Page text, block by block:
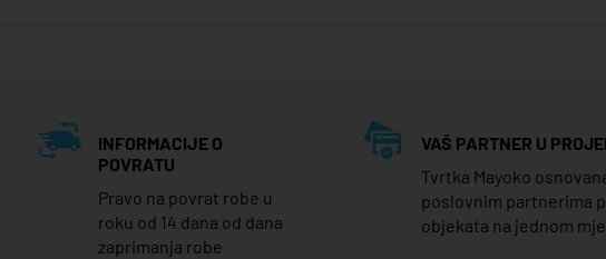
INFORMACIJE O
POVRATU
Pravo na povrat robe u
roku od 14 dana od dana
zaprimanja robe
VAŠ PARTNER U
Tvrtka Mayoko
poslovnim partnerima
objekata na jednom